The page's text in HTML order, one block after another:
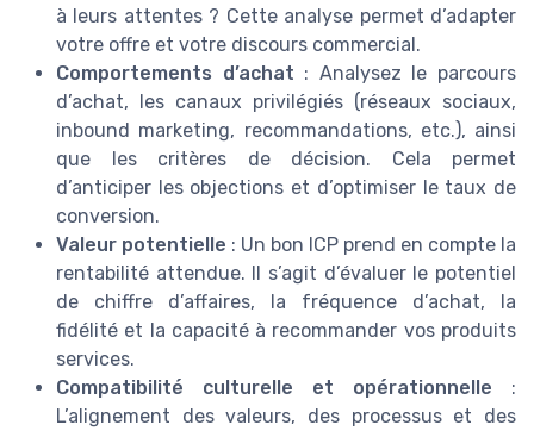
à leurs attentes ? Cette analyse permet d’adapter
votre offre et votre discours commercial.
Comportements d’achat : Analysez le parcours
d’achat, les canaux privilégiés (réseaux sociaux,
inbound marketing, recommandations, etc.), ainsi
que les critères de décision. Cela permet
d’anticiper les objections et d’optimiser le taux de
conversion.
Valeur potentielle : Un bon ICP prend en compte la
rentabilité attendue. Il s’agit d’évaluer le potentiel
de chiffre d’affaires, la fréquence d’achat, la
fidélité et la capacité à recommander vos produits
services.
Compatibilité culturelle et opérationnelle :
L’alignement des valeurs, des processus et des